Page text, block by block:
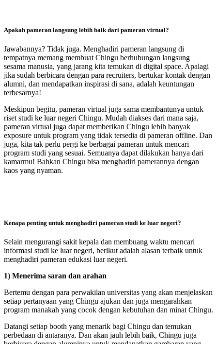
Apakah pameran langsung lebih baik dari pameran virtual?
Jawabannya? Tidak juga. Menghadiri pameran langsung di
tempatnya memang membuat Chingu berhubungan langsung
sesama manusia, yang jarang kita temukan di digital space. Apalagi
jika sudah berbicara dengan para recruiters, bertukar kontak dengan
alumni, dan mendapatkan inspirasi di sana, adalah keuntungan
terbesarnya!
Meskipun begitu, pameran virtual juga sama membantunya untuk
riset studi ke luar negeri Chingu. Mudah diakses dari mana saja,
pameran virtual juga dapat memberikan Chingu lebih banyak
exposure untuk program yang tidak tersedia di pameran offline. Dan
juga, kita tak perlu pergi ke berbagai pameran untuk mencari
program studi yang sesuai. Semuanya dapat dilakukan hanya dari
kamarmu! Bahkan Chingu bisa menghadiri pamerannya dengan
kaos yang nyaman.
Kenapa penting untuk menghadiri pameran studi ke luar negeri?
Selain mengurangi sakit kepala dan membuang waktu mencari
informasi studi ke luar negeri, berikut adalah alasan terbaik untuk
menghadiri pameran edukasi luar negeri.
1) Menerima saran dan arahan
Bertemu dengan para perwakilan universitas yang akan menjelaskan
setiap pertanyaan yang Chingu ajukan dan juga mengarahkan
program manakah yang cocok dengan kebutuhan dan minat Chingu.
Datangi setiap booth yang menarik bagi Chingu dan temukan
perbedaan di antaranya. Dan akan jauh lebih baik, Chingu juga